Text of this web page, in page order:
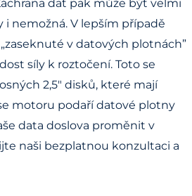
dat pak může být velmi
i nemožná. V lepším případě
v datových plotnách”
síly k roztočení. Toto se
2,5" disků, které mají
motoru podaří datové plotny
data doslova proměnit v
naši bezplatnou konzultaci a